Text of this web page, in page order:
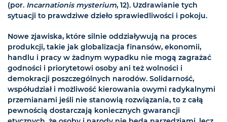
(por. Incarnationis mysterium, 12). Uzdrawianie tych
sytuacji to prawdziwe dzieło sprawiedliwości i pokoju.
Nowe zjawiska, które silnie oddziaływują na proces
produkcji, takie jak globalizacja finansów, ekonomii,
handlu i pracy w żadnym wypadku nie mogą zagrażać
godności i priorytetowi osoby ani też wolności i
demokracji poszczególnych narodów. Solidarność,
współudział i możliwość kierowania owymi radykalnymi
przemianami jeśli nie stanowią rozwiązania, to z całą
pewnością dostarczają koniecznych gwarancji